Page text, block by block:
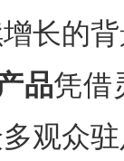
长的
品凭借
观众